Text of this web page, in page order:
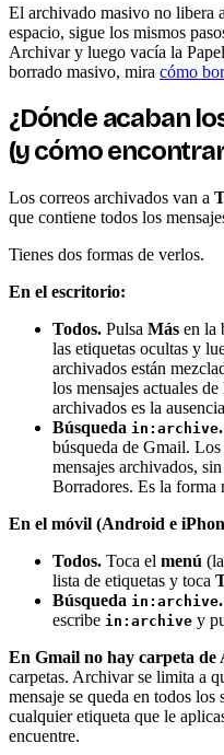
El archivado masivo no libera
espacio, sigue los mismos
Archivar y luego vacía la
borrado masivo, mira cómo
¿Dónde acaban
(y cómo
Los correos archivados van a
que contiene todos los
Tienes dos formas de verlos.
En el escritorio:
Todos. Pulsa Más en la
las etiquetas ocultas y
archivados están
los mensajes actuales
archivados es la
Búsqueda in:archive.
búsqueda de Gmail.
mensajes archivados,
Borradores. Es la forma
En el móvil (Android e
Todos. Toca el menú
lista de etiquetas y toca
Búsqueda in:archive.
escribe in:archive y
En Gmail no hay carpeta de
carpetas. Archivar se limita a
mensaje se queda en todos
cualquier etiqueta que le
encuentre.